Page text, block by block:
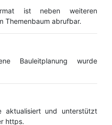
ist neben weiteren
Themenbaum abrufbar.
Bauleitplanung wurde
aktualisiert und unterstützt
https.